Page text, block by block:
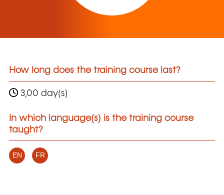
How long does the training course last?
3,00 day(s)
In which language(s) is the training course
taught?
EN FR